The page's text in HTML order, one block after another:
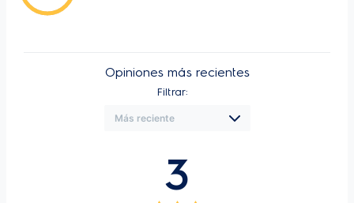
Opiniones más recientes
Filtrar:
3